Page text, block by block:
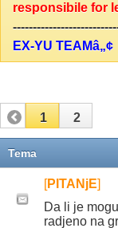
responsibile for
EX-YU TEAMâ„¢
1 2
Tema
[PITANjE]
Da li je
radjeno na